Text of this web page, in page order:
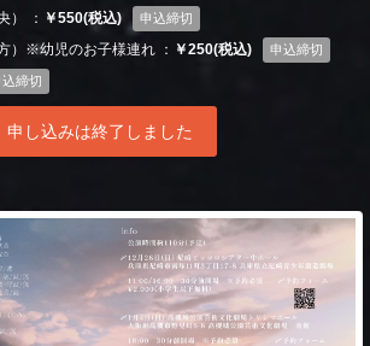
） ： ￥550(税込) 申込締切
）※幼児のお子様連れ ： ￥250(税込) 申込締切
込締切
申し込みは終了しました